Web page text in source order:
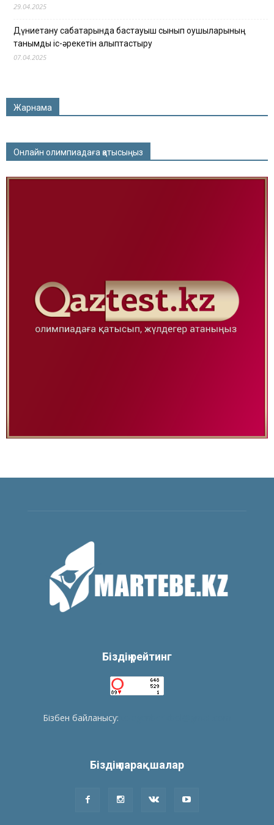
29.04.2025
Дүниетану сабақтарында бастауыш сынып оқушыларының
танымдық іс-әрекетін қалыптастыру
07.04.2025
Жарнама
Онлайн олимпиадаға қатысыңыз
Біздің рейтинг
Бізбен байланысу:
Біздің парақшалар